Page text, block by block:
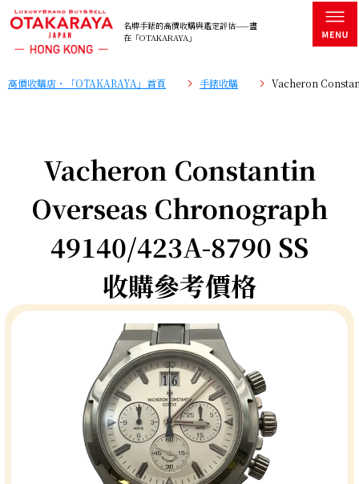
名牌手錶的高價收購與鑑定評估——盡
在「OTAKARAYA」
高價收購店・「OTAKARAYA」首頁 手錶收購 Vacheron
Vacheron Constantin
Overseas Chronograph
49140/423A-8790 SS
收購參考價格